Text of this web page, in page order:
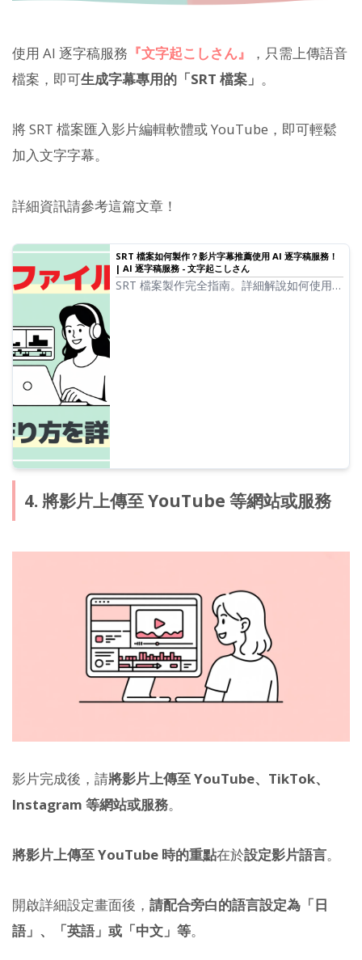
使用 AI 逐字稿服務 『文字起こしさん』
，只需上傳語音
檔案，即可生成字幕專用的「SRT 檔案」 。
將 SRT 檔案匯入影片編輯軟體或 YouTube，即可輕鬆
加入文字字幕。
詳細資訊請參考這篇文章！
SRT 檔案如何製作？影片字幕推薦使用 AI 逐字稿服務！
| AI 逐字稿服務 - 文字起こしさん
SRT 檔案製作完全指南。詳細解說如何使用
4. 將影片上傳至 YouTube 等網站或服務
影片完成後，請將影片上傳至 YouTube、TikTok、
Instagram 等網站或服務。
將影片上傳至 YouTube 時的重點在於設定影片語言。
開啟詳細設定畫面後， 請配合旁白的語言設定為「日
語」、「英語」或「中文」等。